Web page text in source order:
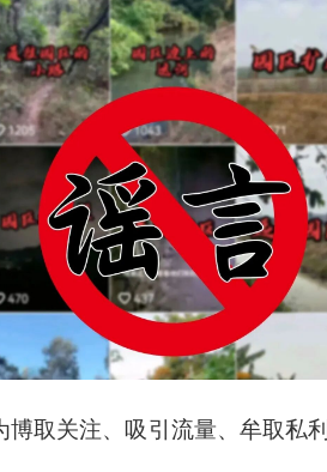
取关注、吸引流量、牟取私